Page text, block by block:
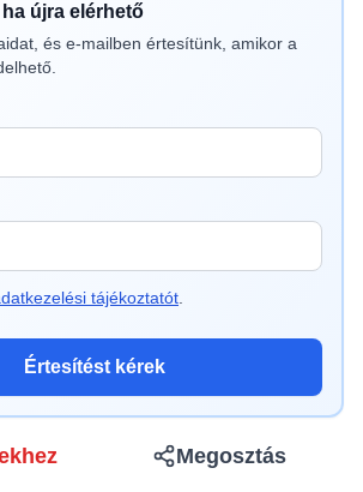
újra elérhető
és e-mailben értesítünk, amikor a
tájékoztatót
Értesítést kérek
Megosztás